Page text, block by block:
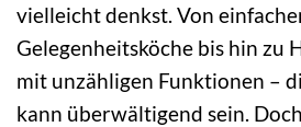
vielleicht denkst. Von
Gelegenheitsköche bis hin zu
mit unzähligen Funktionen –
kann überwältigend sein.